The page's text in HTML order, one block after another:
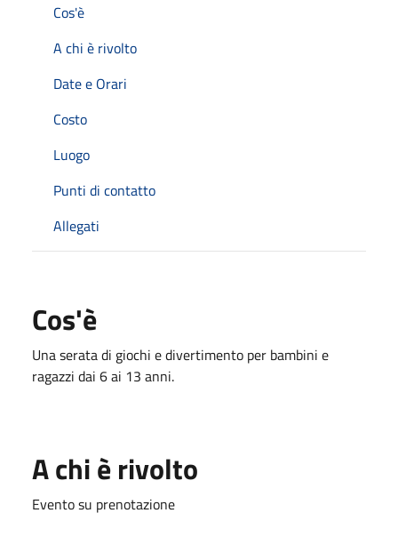
Cos'è
A chi è rivolto
Date e Orari
Costo
Luogo
Punti di contatto
Allegati
Cos'è
Una serata di giochi e divertimento per bambini e
ragazzi dai 6 ai 13 anni.
A chi è rivolto
Evento su prenotazione